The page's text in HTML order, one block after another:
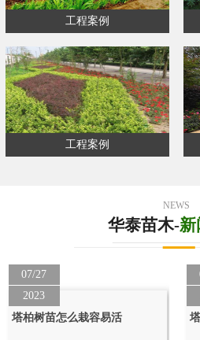
工程案例
工程案例
NEWS
华泰苗木-新
07/27
2023
塔柏树苗怎么栽容易活